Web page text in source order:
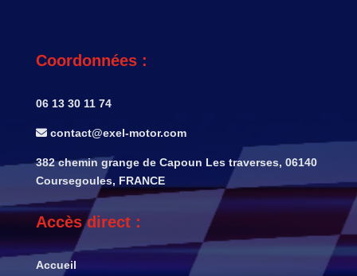
Coordonnées :
06 13 30 11 74
contact@exel-motor.com
382 chemin grange de Capoun Les traverses, 06140
Coursegoules, FRANCE
Accès direct :
Accueil